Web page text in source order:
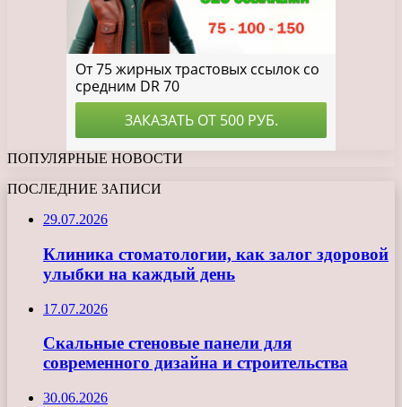
ПОПУЛЯРНЫЕ НОВОСТИ
ПОСЛЕДНИЕ ЗАПИСИ
29.07.2026
Клиника стоматологии, как залог здоровой
улыбки на каждый день
17.07.2026
Скальные стеновые панели для
современного дизайна и строительства
30.06.2026